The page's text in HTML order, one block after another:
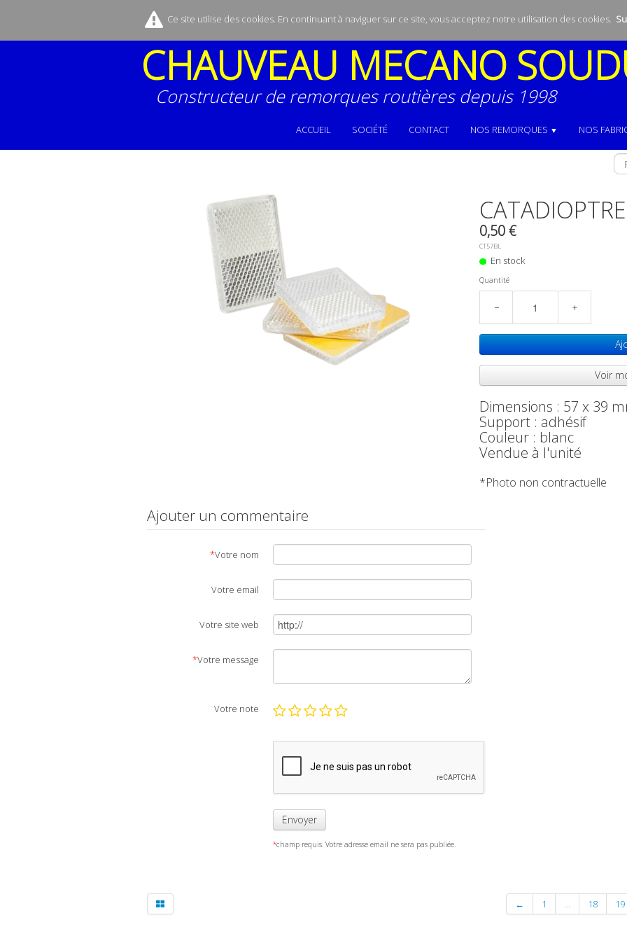
Ce site utilise des cookies. En continuant à naviguer sur ce site, vous acceptez notre utilisation des cookies.
CHAUVEAU MECANO
Constructeur de remorques routières depuis 1998
ACCUEIL SOCIÉTÉ CONTACT NOS REMORQUES ▼ NOS
0,50 €
CT57BL
En stock
Quantité
− +
Voir
Dimensions : 57 x 39
Support : adhésif
Couleur : blanc
Vendue à l'unité
*Photo non contractuelle
Ajouter un commentaire
*Votre nom
Votre email
Votre site web
*Votre message
Votre note
Envoyer
*champ requis. Votre adresse email ne sera pas publiée.
← 1 ... 18 19